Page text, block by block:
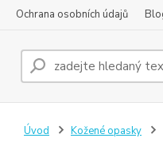
Ochrana osobních údajů
Úvod Kožené opasky